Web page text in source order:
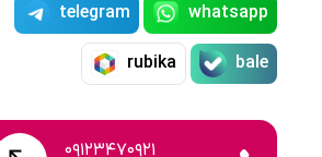
whatsapp
telegram
bale
rubika
۰۹۱۲۳۴۷۰۹۲۱